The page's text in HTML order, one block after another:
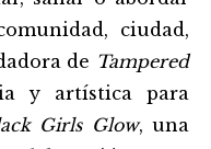
ciudad,
de Tampered
y artística para
Girls Glow, una